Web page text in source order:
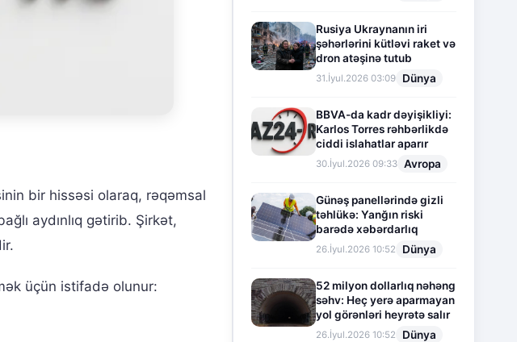
bir hissəsi olaraq, rəqəmsal
aydınlıq gətirib. Şirkət,
üçün istifadə olunur:
Rusiya Ukraynanın iri
şəhərlərini kütləvi raket və
dron atəşinə tutub
31.İyul.2026 03:09 Dünya
BBVA-da kadr dəyişikliyi:
Karlos Torres rəhbərlikdə
ciddi islahatlar aparır
30.İyul.2026 09:33 Avropa
Günəş panellərində gizli
təhlükə: Yanğın riski
barədə xəbərdarlıq
26.İyul.2026 10:52 Dünya
52 milyon dollarlıq nəhəng
səhv: Heç yerə aparmayan
yol görənləri heyrətə salır
26.İyul.2026 10:52 Dünya